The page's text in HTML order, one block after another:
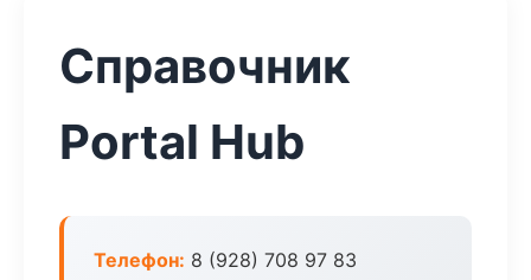
Справочник
Portal Hub
Телефон: 8 (928) 708 97 83